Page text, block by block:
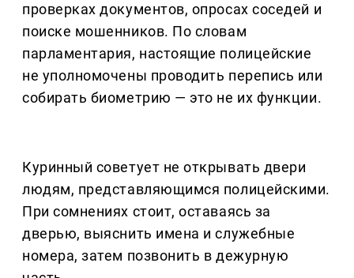
проверках документов, опросах соседей и
поиске мошенников. По словам
парламентария, настоящие полицейские
не уполномочены проводить перепись или
собирать биометрию — это не их функции.
Куринный советует не открывать двери
людям, представляющимся полицейскими.
При сомнениях стоит, оставаясь за
дверью, выяснить имена и служебные
номера, затем позвонить в дежурную